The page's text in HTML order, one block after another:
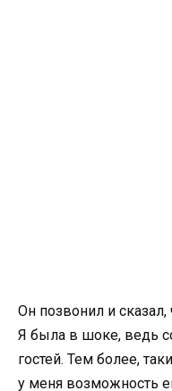
Он позвонил и сказал,
Я была в шоке, ведь
гостей. Тем более,
у меня возможность